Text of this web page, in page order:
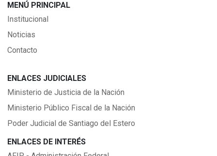
MENÚ PRINCIPAL
Institucional
Noticias
Contacto
ENLACES JUDICIALES
Ministerio de Justicia de la Nación
Ministerio Público Fiscal de la Nación
Poder Judicial de Santiago del Estero
ENLACES DE INTERÉS